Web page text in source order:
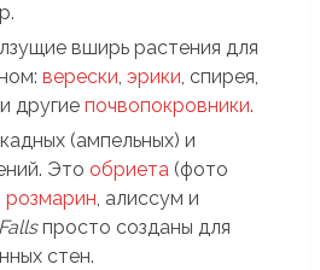
вширь растения для
верески, эрики, спирея,
и другие почвопокровники.
(ампельных) и
Это обриета(фото
розмарин, алиссум и
просто созданы для
стен.